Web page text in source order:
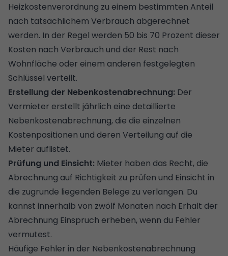
Heizkostenverordnung zu einem bestimmten Anteil
nach tatsächlichem Verbrauch abgerechnet
werden. In der Regel werden 50 bis 70 Prozent dieser
Kosten nach Verbrauch und der Rest nach
Wohnfläche oder einem anderen festgelegten
Schlüssel verteilt.
Erstellung der Nebenkostenabrechnung: Der
Vermieter erstellt jährlich eine detaillierte
Nebenkostenabrechnung, die die einzelnen
Kostenpositionen und deren Verteilung auf die
Mieter auflistet.
Prüfung und Einsicht: Mieter haben das Recht, die
Abrechnung auf Richtigkeit zu prüfen und Einsicht in
die zugrunde liegenden Belege zu verlangen. Du
kannst innerhalb von zwölf Monaten nach Erhalt der
Abrechnung Einspruch erheben, wenn du Fehler
vermutest.
Häufige Fehler in der Nebenkostenabrechnung